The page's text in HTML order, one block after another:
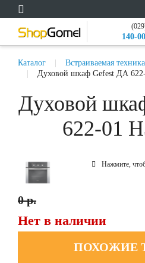
140-
Каталог Встраиваемая техника
Духовой шкаф Gefest ДА
Духовой
622-01
Нажмите,
0 р.
Нет в наличии
ПОХОЖИЕ